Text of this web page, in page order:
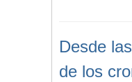
Desde
de los